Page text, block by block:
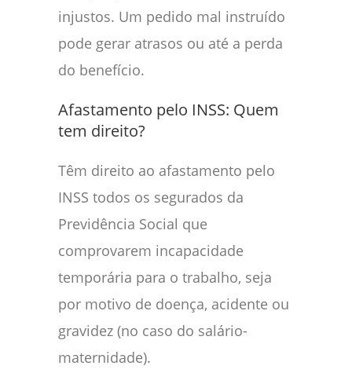
injustos. Um pedido mal instruído
pode gerar atrasos ou até a perda
do benefício.
Afastamento pelo INSS: Quem
tem direito?
Têm direito ao afastamento pelo
INSS todos os segurados da
Previdência Social que
comprovarem incapacidade
temporária para o trabalho, seja
por motivo de doença, acidente ou
gravidez (no caso do salário-
maternidade).